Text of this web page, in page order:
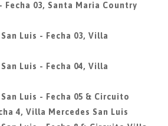
Fecha 03, Santa Maria Country
Luis - Fecha 03, Villa
Luis - Fecha 04, Villa
Luis - Fecha 05 & Circuito
4, Villa Mercedes San Luis